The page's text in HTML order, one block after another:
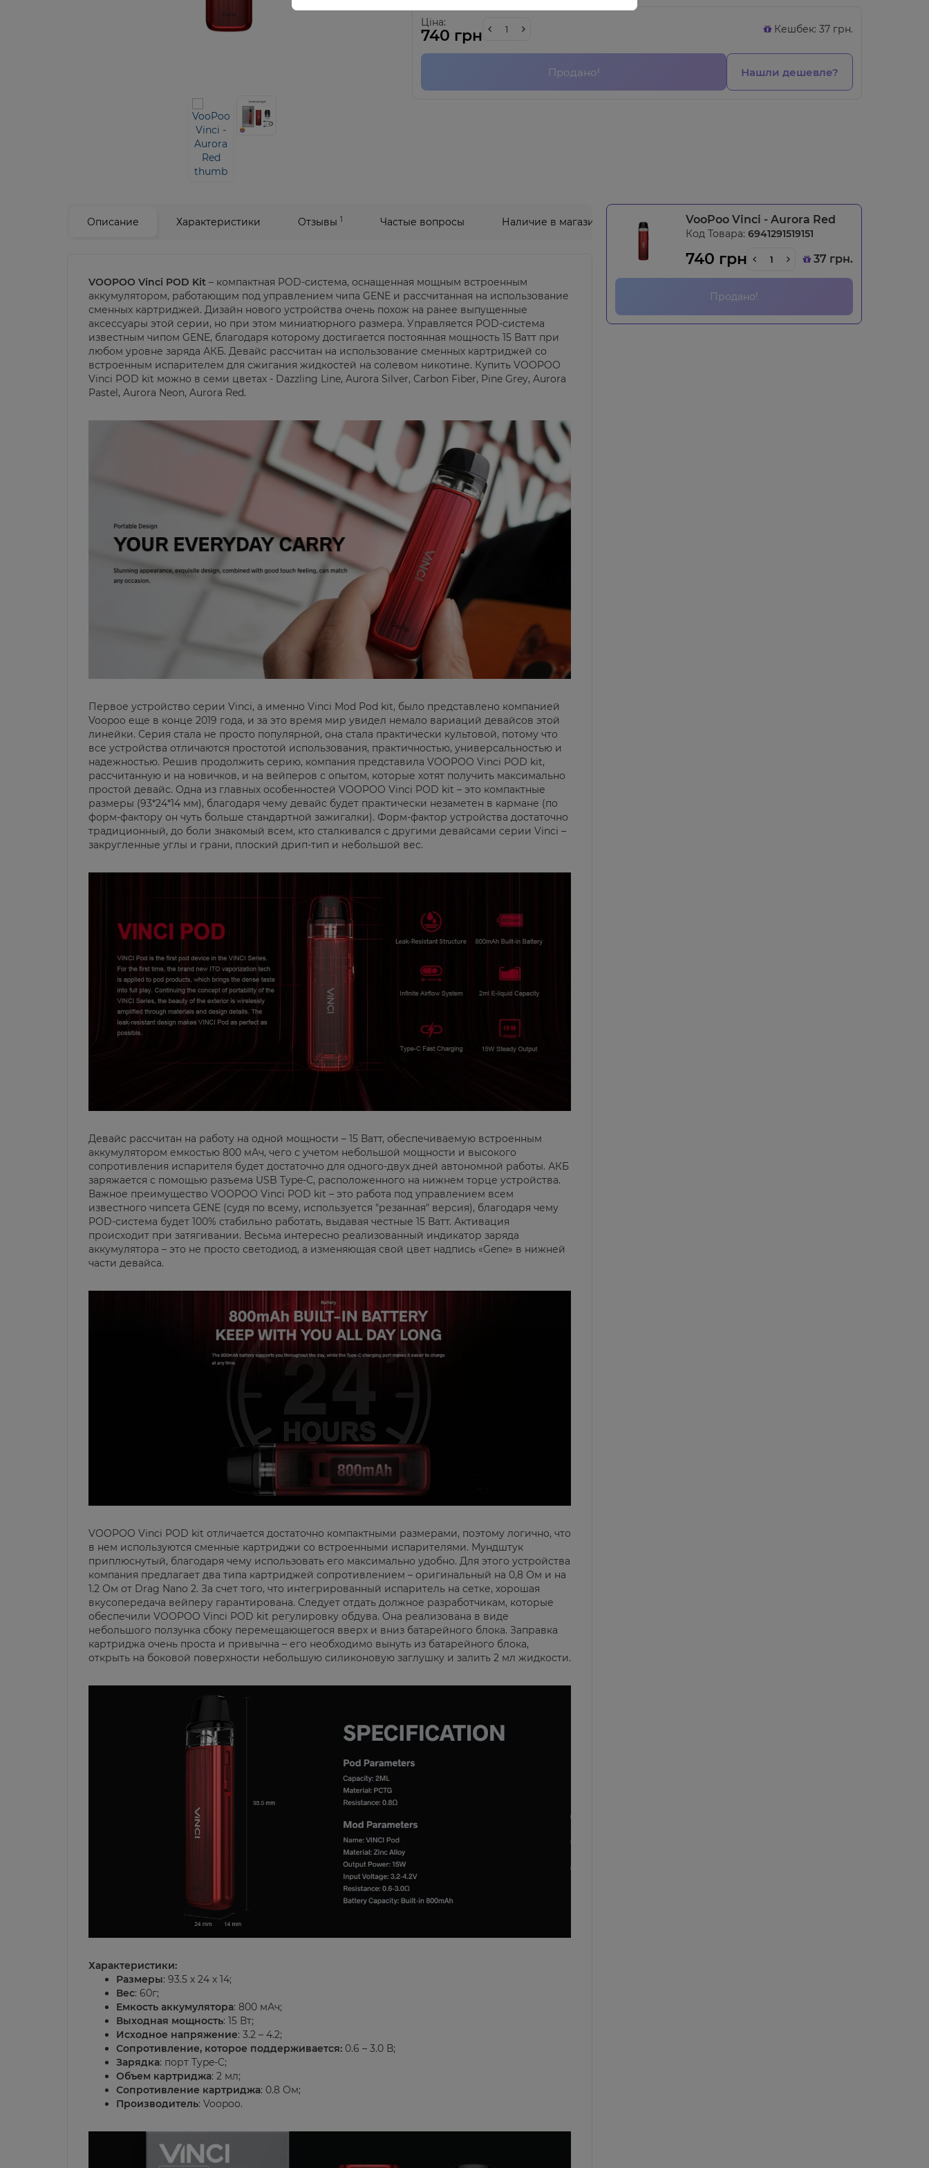
Ціна:
740 грн Кешбек: 37 грн.
Продано! Нашли дешевле?
Описание Характеристики Отзывы 1 Частые вопросы Наличие в магазинах
VOOPOO Vinci POD Kit – компактная POD-система, оснащенная мощным встроенным
аккумулятором, работающим под управлением чипа GENE и рассчитанная на использование
сменных картриджей. Дизайн нового устройства очень похож на ранее выпущенные
аксессуары этой серии, но при этом миниатюрного размера. Управляется POD-система
известным чипом GENE, благодаря которому достигается постоянная мощность 15 Ватт при
любом уровне заряда АКБ. Девайс рассчитан на использование сменных картриджей со
встроенным испарителем для сжигания жидкостей на солевом никотине. Купить VOOPOO
Vinci POD kit можно в семи цветах - Dazzling Line, Aurora Silver, Carbon Fiber, Pine Grey, Aurora
Pastel, Aurora Neon, Aurora Red.
Первое устройство серии Vinci, а именно Vinci Mod Pod kit, было представлено компанией
Voopoo еще в конце 2019 года, и за это время мир увидел немало вариаций девайсов этой
линейки. Серия стала не просто популярной, она стала практически культовой, потому что
все устройства отличаются простотой использования, практичностью, универсальностью и
надежностью. Решив продолжить серию, компания представила VOOPOO Vinci POD kit,
рассчитанную и на новичков, и на вейперов с опытом, которые хотят получить максимально
простой девайс. Одна из главных особенностей VOOPOO Vinci POD kit – это компактные
размеры (93*24*14 мм), благодаря чему девайс будет практически незаметен в кармане (по
форм-фактору он чуть больше стандартной зажигалки). Форм-фактор устройства достаточно
традиционный, до боли знакомый всем, кто сталкивался с другими девайсами серии Vinci –
закругленные углы и грани, плоский дрип-тип и небольшой вес.
Девайс рассчитан на работу на одной мощности – 15 Ватт, обеспечиваемую встроенным
аккумулятором емкостью 800 мАч, чего с учетом небольшой мощности и высокого
сопротивления испарителя будет достаточно для одного-двух дней автономной работы. АКБ
заряжается с помощью разъема USB Type-C, расположенного на нижнем торце устройства.
Важное преимущество VOOPOO Vinci POD kit – это работа под управлением всем
известного чипсета GENE (судя по всему, используется "резанная" версия), благодаря чему
POD-система будет 100% стабильно работать, выдавая честные 15 Ватт. Активация
происходит при затягивании. Весьма интересно реализованный индикатор заряда
аккумулятора – это не просто светодиод, а изменяющая свой цвет надпись «Gene» в нижней
части девайса.
VOOPOO Vinci POD kit отличается достаточно компактными размерами, поэтому логично, что
в нем используются сменные картриджи со встроенными испарителями. Мундштук
приплюснутый, благодаря чему использовать его максимально удобно. Для этого устройства
компания предлагает два типа картриджей сопротивлением – оригинальный на 0,8 Ом и на
1.2 Ом от Drag Nano 2. За счет того, что интегрированный испаритель на сетке, хорошая
вкусопередача вейперу гарантирована. Следует отдать должное разработчикам, которые
обеспечили VOOPOO Vinci POD kit регулировку обдува. Она реализована в виде
небольшого ползунка сбоку перемещающегося вверх и вниз батарейного блока. Заправка
картриджа очень проста и привычна – его необходимо вынуть из батарейного блока,
открыть на боковой поверхности небольшую силиконовую заглушку и залить 2 мл жидкости.
Характеристики:
Размеры: 93.5 х 24 х 14;
Вес: 60г;
Емкость аккумулятора: 800 мАч;
Выходная мощность: 15 Вт;
Исходное напряжение: 3.2 – 4.2;
Сопротивление, которое поддерживается: 0.6 – 3.0 В;
Зарядка: порт Type-C;
Объем картриджа: 2 мл;
Сопротивление картриджа: 0.8 Ом;
Производитель: Voopoo.
VooPoo Vinci - Aurora Red
Код Товара: 6941291519151
740 грн 37 грн.
Продано!